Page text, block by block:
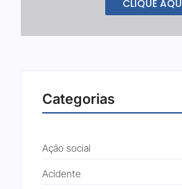
CLIQUE
Categorias
Ação social
Acidente